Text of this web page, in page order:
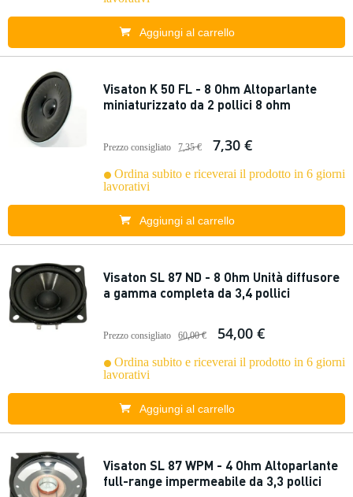
Aggiungi al carrello
Visaton K 50 FL - 8 Ohm Altoparlante
miniaturizzato da 2 pollici 8 ohm
Prezzo consigliato 7,35 € 7,30 €
Ordina subito e riceverai il prodotto in 6 giorni
lavorativi
Aggiungi al carrello
Visaton SL 87 ND - 8 Ohm Unità diffusore
a gamma completa da 3,4 pollici
Prezzo consigliato 60,00 € 54,00 €
Ordina subito e riceverai il prodotto in 6 giorni
lavorativi
Aggiungi al carrello
Visaton SL 87 WPM - 4 Ohm Altoparlante
full-range impermeabile da 3,3 pollici